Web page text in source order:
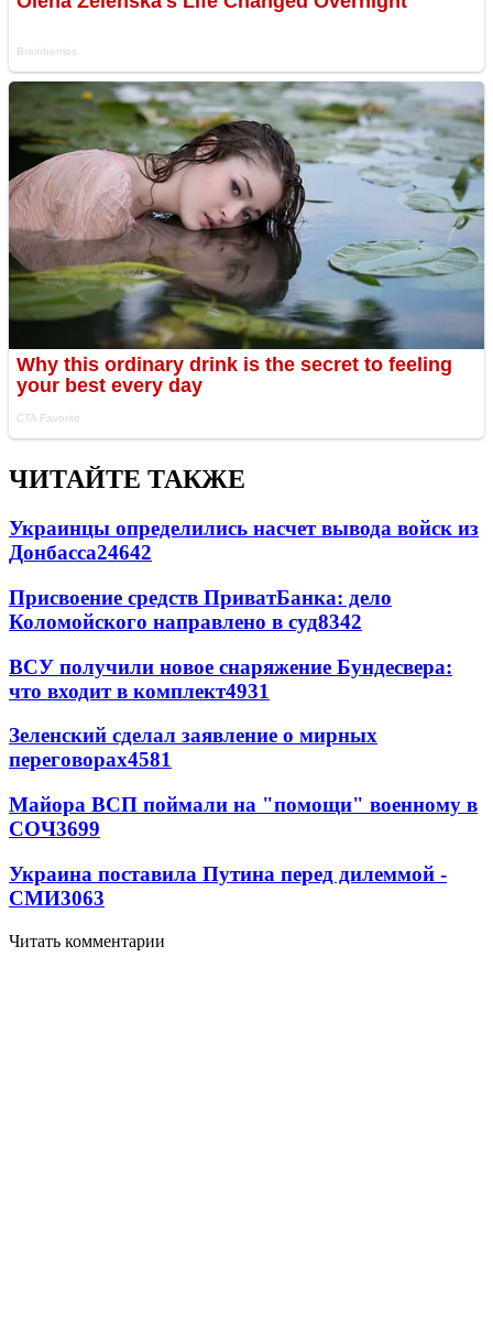
ЧИТАЙТЕ ТАКЖЕ
Украинцы определились насчет вывода войск из
Донбасса24642
Присвоение средств ПриватБанка: дело
Коломойского направлено в суд8342
ВСУ получили новое снаряжение Бундесвера:
что входит в комплект4931
Зеленский сделал заявление о мирных
переговорах4581
Майора ВСП поймали на "помощи" военному в
СОЧ3699
Украина поставила Путина перед дилеммой -
СМИ3063
Читать комментарии